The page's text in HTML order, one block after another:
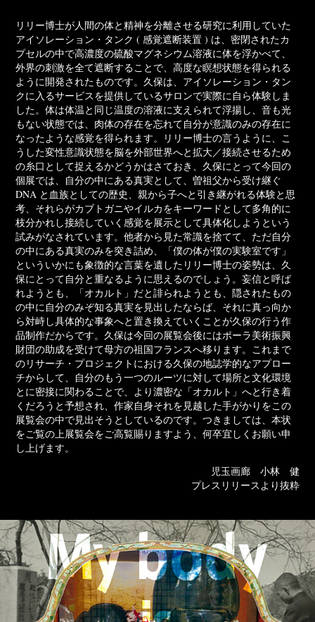
リリー博士が人間の体と精神を分離させる研究に利用していた
アイソレーション・タンク ( 感覚遮断装置 ) は、密閉されたカ
プセルの中で高濃度の硫酸マグネシウム溶液に体を浮かべて、
外界の刺激を全て遮断することで、高度な瞑想状態を得られる
ように開発されたものです。久保は、アイソレーション・タン
クに入るサービスを提供しているサロンで実際に自ら体験しま
した。体は体温と同じ温度の溶液に支えられて浮揚し、音も光
もない状態では、肉体の存在を忘れて自分が意識のみの存在に
なったような感覚を得られます。リリー博士の言うように、こ
うした変性意識状態を脳を外部世界へと拡大／接続させるため
の糸口として捉えるかどうかはさておき、久保にとって今回の
個展では、自分の中にある真実として、曽祖父から受け継ぐ
DNA と血族としての歴史、親から子へと引き継がれる体験と思
考、それらがカブトガニやイルカをキーワードとして多角的に
枝分かれし接続していく感覚を展示として具体化しようという
試みがなされています。他者から見た常識を捨てて、ただ自分
の中にある真実のみを突き詰め、「僕の体が僕の実験室です」
といういかにも象徴的な言葉を遺したリリー博士の姿勢は、久
保にとって自分と重なるように思えるのでしょう。妄信と呼ば
れようとも、「オカルト」だと誹られようとも、隠されたもの
の中に自分のみぞ知る真実を見出したならば、それに真っ向か
ら対峙し具体的な事象へと置き換えていくことが久保の行う作
品制作だからです。久保は今回の展覧会後にはポーラ美術振興
財団の助成を受けて母方の祖国フランスへ移ります。これまで
のリサーチ・プロジェクトにおける久保の地誌学的なアプロー
チからして、自分のもう一つのルーツに対して場所と文化環境
とに密接に関わることで、より濃密な「オカルト」へと行き着
くだろうと予想され、作家自身それを見越した手がかりをこの
展覧会の中で見出そうとしているのです。つきましては、本状
をご覧の上展覧会をご高覧賜りますよう、何卒宜しくお願い申
し上げます。
児玉画廊 小林 健
プレスリリースより抜粋